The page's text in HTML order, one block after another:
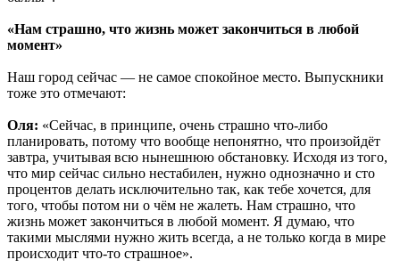
«Нам страшно, что жизнь может закончиться в любой
момент»
Наш город сейчас — не самое спокойное место. Выпускники
тоже это отмечают:
Оля: «Сейчас, в принципе, очень страшно что-либо
планировать, потому что вообще непонятно, что произойдёт
завтра, учитывая всю нынешнюю обстановку. Исходя из того,
что мир сейчас сильно нестабилен, нужно однозначно и сто
процентов делать исключительно так, как тебе хочется, для
того, чтобы потом ни о чём не жалеть. Нам страшно, что
жизнь может закончиться в любой момент. Я думаю, что
такими мыслями нужно жить всегда, а не только когда в мире
происходит что-то страшное».